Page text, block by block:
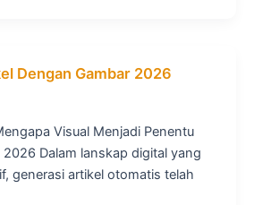
Dengan Gambar 2026
Visual Menjadi Penentu
Dalam lanskap digital yang
generasi artikel otomatis telah